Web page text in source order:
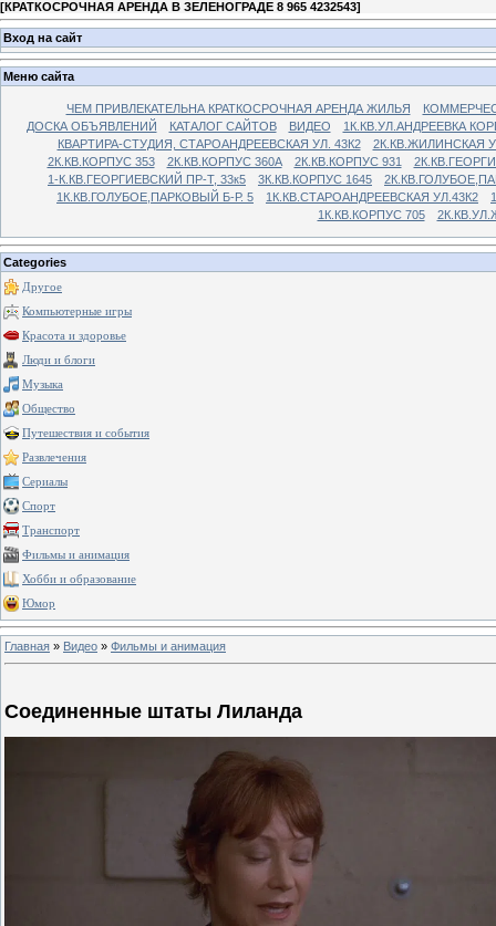
[КРАТКОСРОЧНАЯ АРЕНДА В ЗЕЛЕНОГРАДЕ 8 965 4232543]
Вход на сайт
Меню сайта
ЧЕМ ПРИВЛЕКАТЕЛЬНА КРАТКОСРОЧНАЯ АРЕНДА ЖИЛЬЯ
ДОСКА ОБЪЯВЛЕНИЙ
КАТАЛОГ САЙТОВ ВИДЕО
1К.КВ.УЛ.АНДРЕЕВКА
КВАРТИРА-СТУДИЯ, СТАРОАНДРЕЕВСКАЯ УЛ. 43К2
2К.КВ.ЖИЛИНСКАЯ
2К.КВ.КОРПУС 353
2К.КВ.КОРПУС 360А 2К.КВ.КОРПУС 931
1-К.КВ.ГЕОРГИЕВСКИЙ ПР-Т, 33к5
3К.КВ.КОРПУС 1645
1К.КВ.ГОЛУБОЕ,ПАРКОВЫЙ Б-Р. 5
1К.КВ.СТАРОАНДРЕЕВСКАЯ УЛ.43К2
1К.КВ.КОРПУС 705
Categories
Другое
Компьютерные игры
Красота и здоровье
Люди и блоги
Музыка
Общество
Путешествия и события
Развлечения
Сериалы
Спорт
Транспорт
Фильмы и анимация
Хобби и образование
Юмор
Главная » Видео » Фильмы и анимация
Соединенные штаты Лиланда